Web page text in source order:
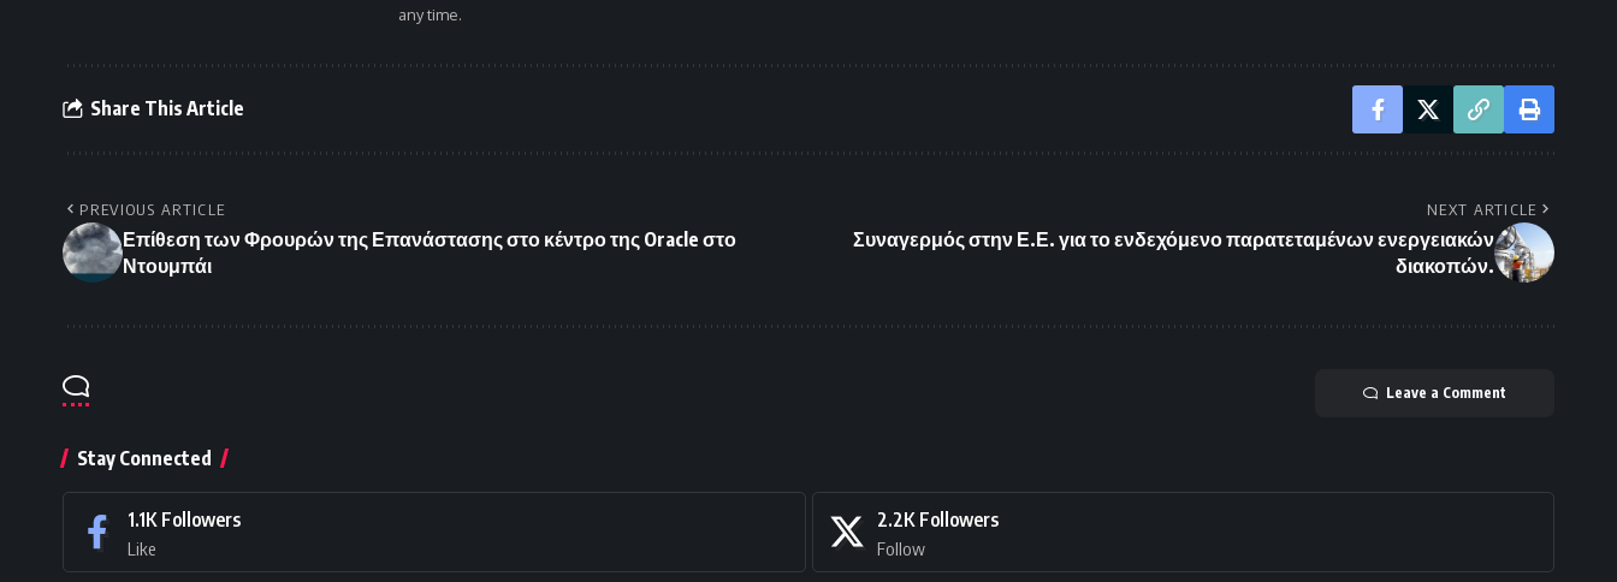
any time.
Share This Article
PREVIOUS ARTICLE
Επίθεση των Φρουρών της Επανάστασης στο κέντρο της Oracle στο
Ντουμπάι
NEXT ARTICLE
Συναγερμός στην Ε.Ε. για το ενδεχόμενο παρατεταμένων ενεργειακών
διακοπών.
Leave a Comment
Stay Connected
1.1K Followers
Like
2.2K Followers
Follow